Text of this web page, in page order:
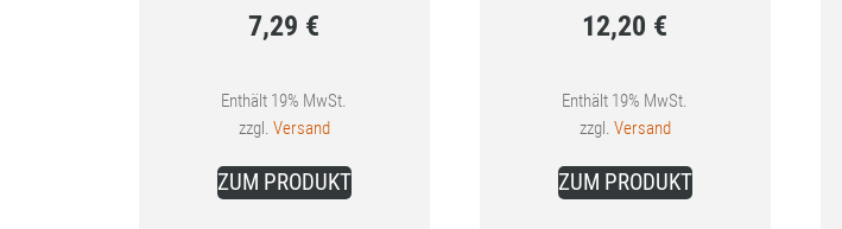
7,29 €
Enthält 19% MwSt.
zzgl. Versand
ZUM PRODUKT
12,20 €
Enthält 19% MwSt.
zzgl. Versand
ZUM PRODUKT